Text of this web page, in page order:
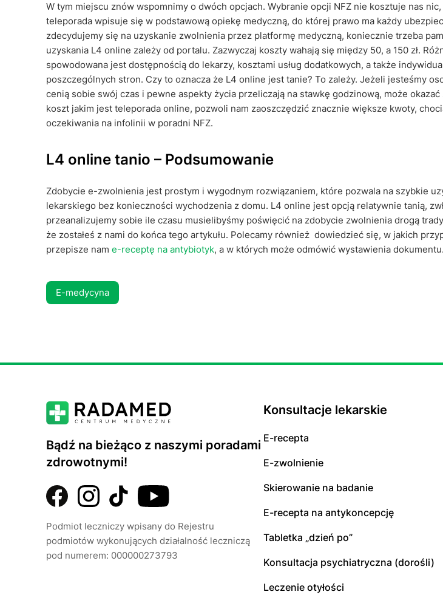
W tym miejscu znów wspomnimy o dwóch opcjach. Wybranie opcji NFZ nie kosztuje nas
teleporada wpisuje się w podstawową opiekę medyczną, do której prawo ma każdy
zdecydujemy się na uzyskanie zwolnienia przez platformę medyczną, koniecznie trzeba
uzyskania L4 online zależy od portalu. Zazwyczaj koszty wahają się między 50, a 150 zł.
spowodowana jest dostępnością do lekarzy, kosztami usług dodatkowych, a także
poszczególnych stron. Czy to oznacza że L4 online jest tanie? To zależy. Jeżeli jesteśmy
cenią sobie swój czas i pewne aspekty życia przeliczają na stawkę godzinową, może
koszt jakim jest teleporada online, pozwoli nam zaoszczędzić znacznie większe kwoty,
oczekiwania na infolinii w poradni NFZ.
L4 online tanio – Podsumowanie
Zdobycie e-zwolnienia jest prostym i wygodnym rozwiązaniem, które pozwala na szybkie
lekarskiego bez konieczności wychodzenia z domu. L4 online jest opcją relatywnie tanią,
przeanalizujemy sobie ile czasu musielibyśmy poświęcić na zdobycie zwolnienia drogą
że zostałeś z nami do końca tego artykułu. Polecamy również dowiedzieć się, w jakich
przepisze nam e-receptę na antybiotyk, a w których może odmówić wystawienia dokumentu.
E-medycyna
Bądź na bieżąco z naszymi poradami
zdrowotnymi!
Podmiot leczniczy wpisany do Rejestru
podmiotów wykonujących działalność leczniczą
pod numerem: 000000273793
Konsultacje lekarskie
E-recepta
E-zwolnienie
Skierowanie na badanie
E-recepta na antykoncepcję
Tabletka „dzień po”
Konsultacja psychiatryczna (dorośli)
Leczenie otyłości